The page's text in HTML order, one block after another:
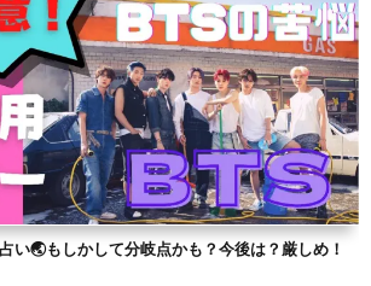
い🌏もしかして分岐点かも？今後は？厳しめ！